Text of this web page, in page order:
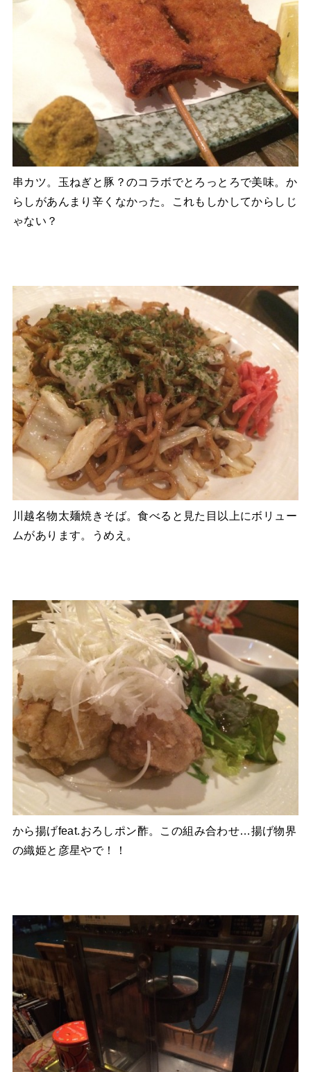
串カツ。玉ねぎと豚？のコラボでとろっとろで美味。か
らしがあんまり辛くなかった。これもしかしてからしじ
ゃない？
川越名物太麺焼きそば。食べると見た目以上にボリュー
ムがあります。うめえ。
から揚げfeat.おろしポン酢。この組み合わせ…揚げ物界
の織姫と彦星やで！！